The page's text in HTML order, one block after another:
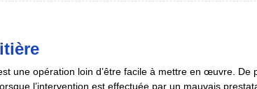
une opération loin d’être facile à mettre en œuvre. De
l’intervention est effectuée par un mauvais